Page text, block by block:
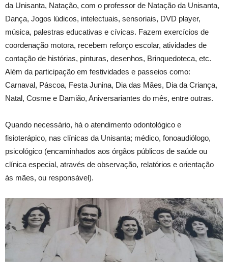
da Unisanta, Natação, com o professor de Natação da Unisanta,
Dança, Jogos lúdicos, intelectuais, sensoriais, DVD player,
música, palestras educativas e cívicas. Fazem exercícios de
coordenação motora, recebem reforço escolar, atividades de
contação de histórias, pinturas, desenhos, Brinquedoteca, etc.
Além da participação em festividades e passeios como:
Carnaval, Páscoa, Festa Junina, Dia das Mães, Dia da Criança,
Natal, Cosme e Damião, Aniversariantes do mês, entre outras.
Quando necessário, há o atendimento odontológico e
fisioterápico, nas clínicas da Unisanta; médico, fonoaudiólogo,
psicológico (encaminhados aos órgãos públicos de saúde ou
clínica especial, através de observação, relatórios e orientação
às mães, ou responsável).